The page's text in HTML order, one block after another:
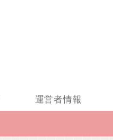
運営者情報